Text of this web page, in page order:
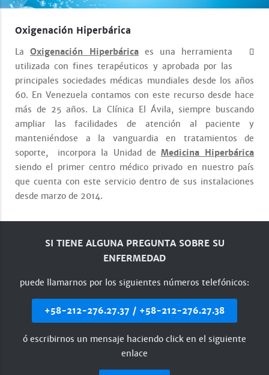
Oxigenación Hiperbárica
La Oxigenación Hiperbárica es una herramienta
utilizada con fines terapéuticos y aprobada por las
principales sociedades médicas mundiales desde los años
60. En Venezuela contamos con este recurso desde hace
más de 25 años. La Clínica El Ávila, siempre buscando
ampliar las facilidades de atención al paciente y
manteniéndose a la vanguardia en tratamientos de
soporte, incorpora la Unidad de Medicina Hiperbárica
siendo el primer centro médico privado en nuestro país
que cuenta con este servicio dentro de sus instalaciones
desde marzo de 2014.
SI TIENE ALGUNA PREGUNTA SOBRE SU
ENFERMEDAD
puede llamarnos por los siguientes números telefónicos:
+58-212-276.27.37 / +58-212-276.27.38
ó escribirnos un mensaje haciendo click en el siguiente
enlace